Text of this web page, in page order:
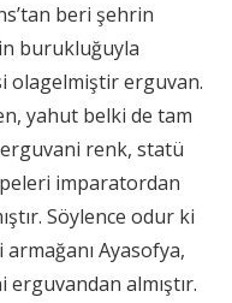
beri şehrin
burukluğuyla
olagelmiştir erguvan.
yahut belki de tam
renk, statü
imparatordan
Söylence odur ki
armağanı Ayasofya,
almıştır.